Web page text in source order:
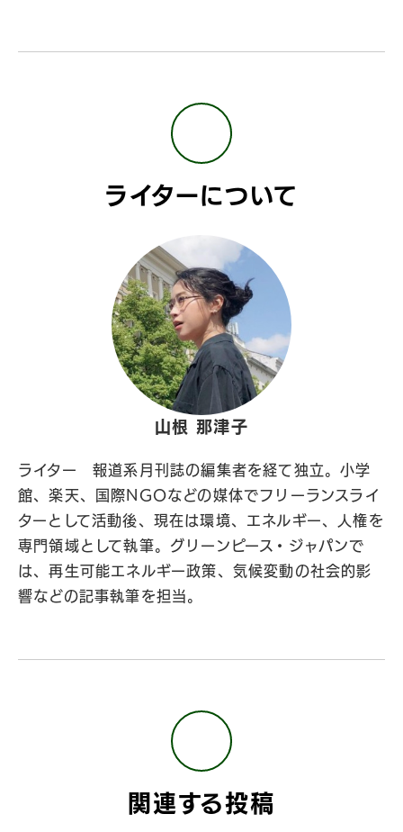
ライターについて
山根 那津子
ライター 報道系月刊誌の編集者を経て独立。小学
館、楽天、国際NGOなどの媒体でフリーランスライ
ターとして活動後、現在は環境、エネルギー、人権を
専門領域として執筆。グリーンピース・ジャパンで
は、再生可能エネルギー政策、気候変動の社会的影
響などの記事執筆を担当。
関連する投稿